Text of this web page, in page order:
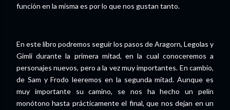
función en la misma es por lo que nos gustan tanto.
En este libro podremos seguir los pasos de Aragorn, Legolas y
Gimli durante la primera mitad, en la cual conoceremos a
personajes nuevos, pero a la vez muy importantes. En cambio,
de Sam y Frodo leeremos en la segunda mitad. Aunque es
muy importante su camino, se nos ha hecho un pelín
monótono hasta prácticamente el final, que nos dejan en un